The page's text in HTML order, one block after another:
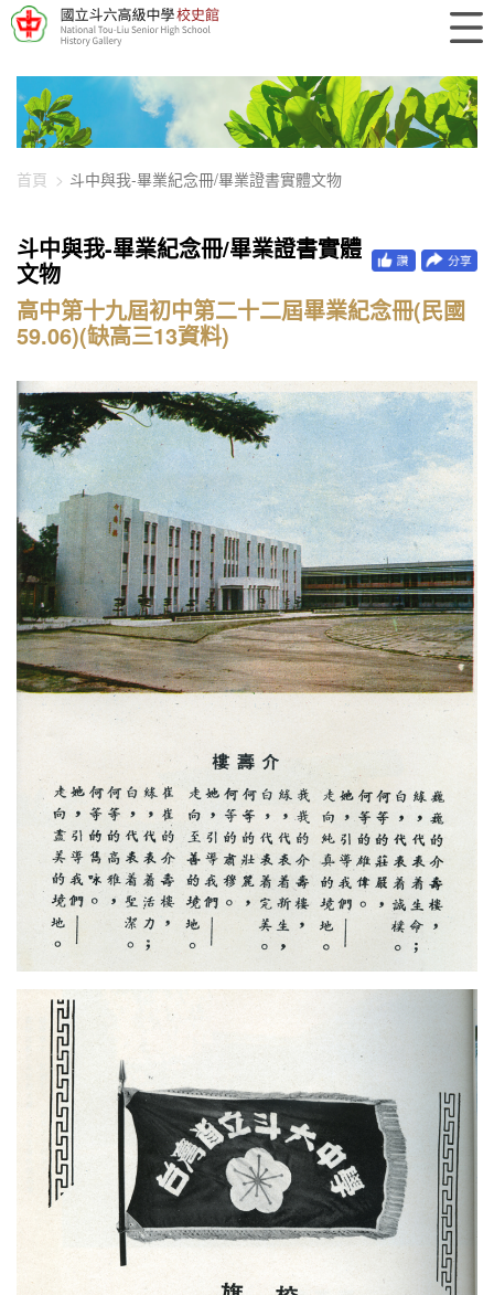
448-14336
首頁 斗中與我-畢業紀念冊/畢業證書實體文物
斗中與我-畢業紀念冊/畢業證書實體
文物
高中第十九屆初中第二十二屆畢業紀念冊(民國
59.06)(缺高三13資料)